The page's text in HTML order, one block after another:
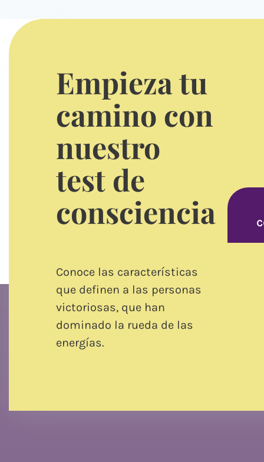
Empieza tu
camino con
nuestro
test de
consciencia
Conoce las características
que definen a las personas
victoriosas, que han
dominado la rueda de las
energías.